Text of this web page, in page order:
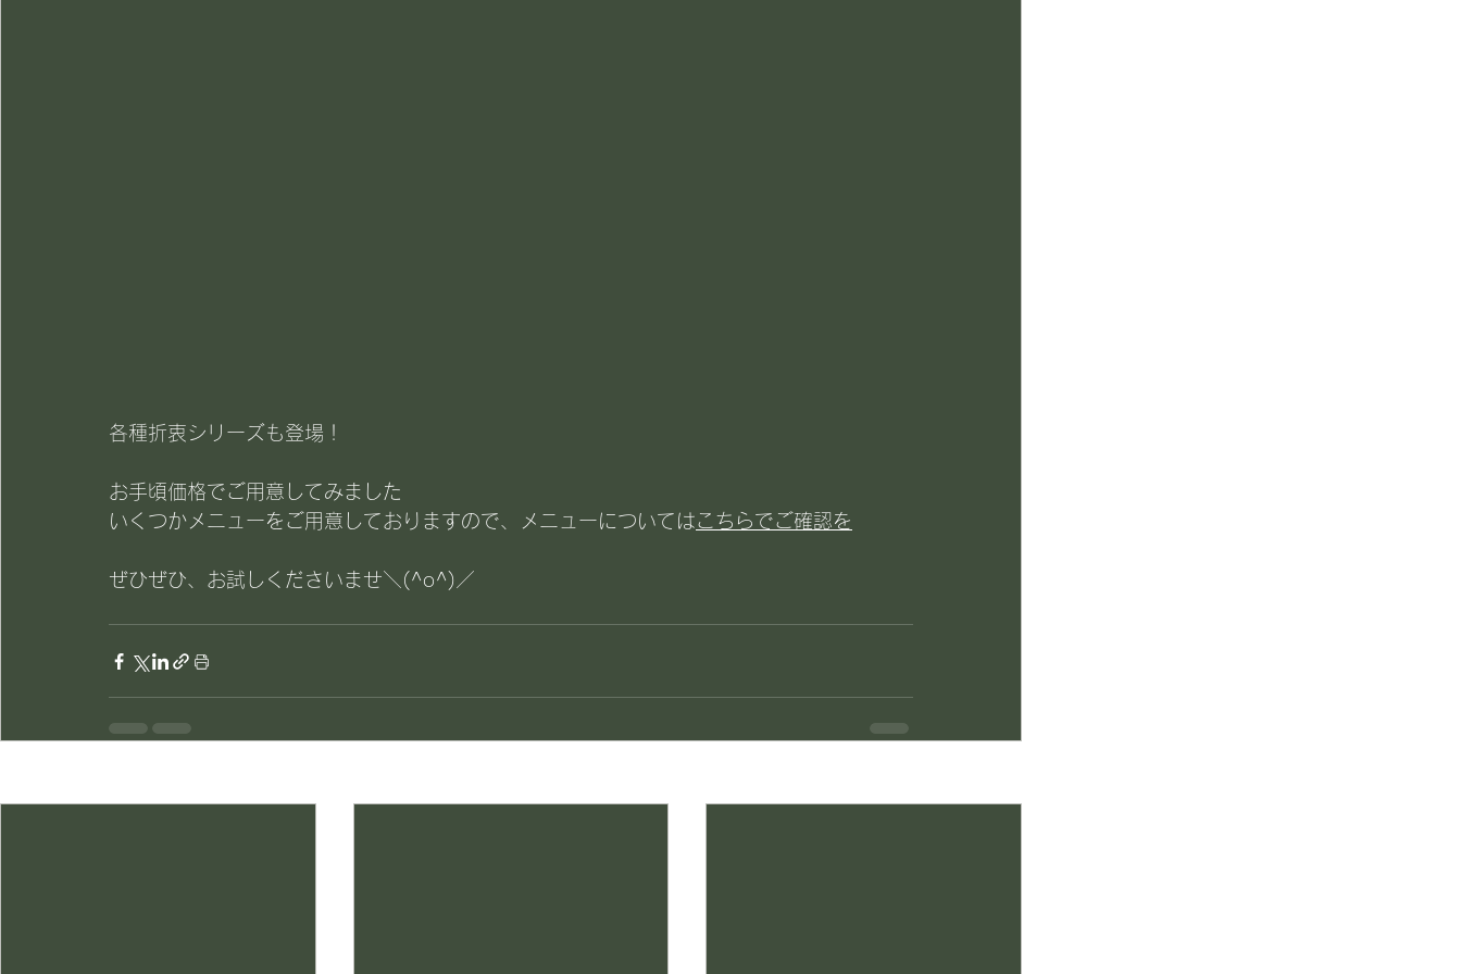
各種折衷シリーズも登場！
お手頃価格でご用意してみました
いくつかメニューをご用意しておりますので、メニューについてはこちらでご確認を
ぜひぜひ、お試しくださいませ＼(^o^)／